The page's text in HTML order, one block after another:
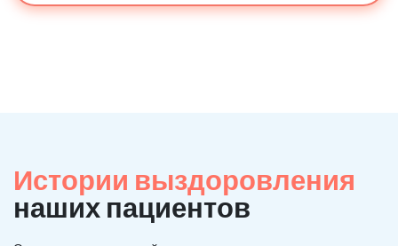
Истории выздоровления
наших пациентов